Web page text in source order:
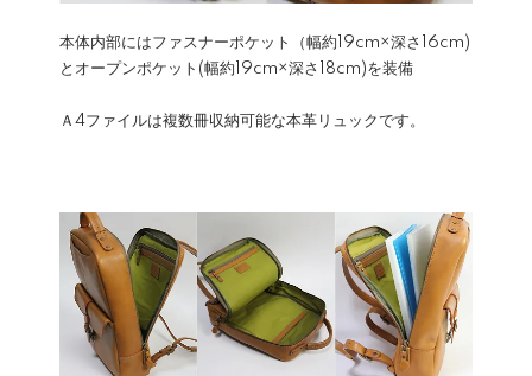
本体内部にはファスナーポケット（幅約19cm×深さ16cm)
とオープンポケット(幅約19cm×深さ18cm)を装備
Ａ4ファイルは複数冊収納可能な本革リュックです。